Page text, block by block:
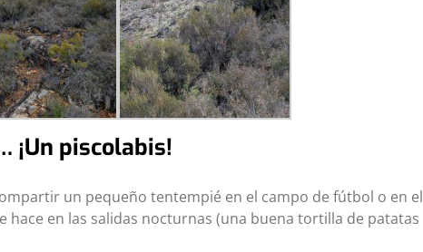
¡Un piscolabis!
un pequeño tentempié en el campo de fútbol o en el
hace en las salidas nocturnas (una buena tortilla de patatas